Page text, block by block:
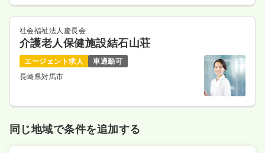
社会福祉法人慶長会
介護老人保健施設結石山荘
エージェント求人
車通勤可
長崎県対馬市
同じ地域で条件を追加する